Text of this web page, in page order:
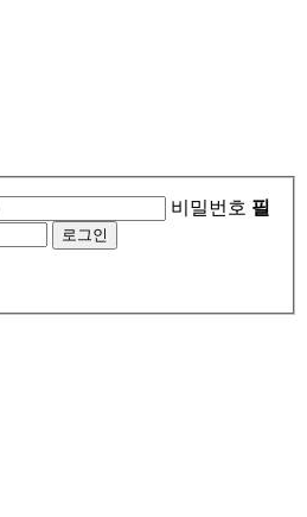
비밀번호 필
로그인